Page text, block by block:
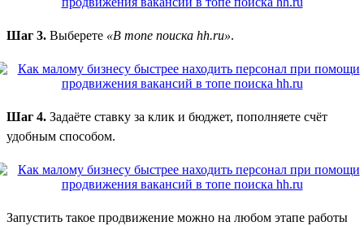
Шаг 3. Выберете «В топе поиска hh.ru».
Шаг 4. Задаёте ставку за клик и бюджет, пополняете счёт
удобным способом.
Запустить такое продвижение можно на любом этапе работы